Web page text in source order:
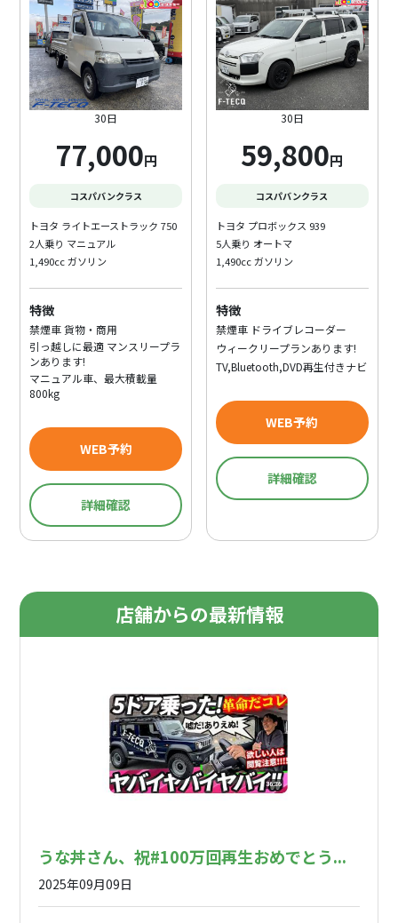
30日
77,000円
コスパバンクラス
トヨタ ライトエーストラック 750
2人乗り マニュアル
1,490cc ガソリン
特徴
禁煙車 貨物・商用
引っ越しに最適 マンスリープラ
ンあります!
マニュアル車、最大積載量
800kg
WEB予約
詳細確認
30日
59,800円
コスパバンクラス
トヨタ プロボックス 939
5人乗り オートマ
1,490cc ガソリン
特徴
禁煙車 ドライブレコーダー
ウィークリープランあります!
TV,Bluetooth,DVD再生付きナビ
WEB予約
詳細確認
店舗からの最新情報
うな丼さん、祝#100万回再生おめでとう...
2025年09月09日